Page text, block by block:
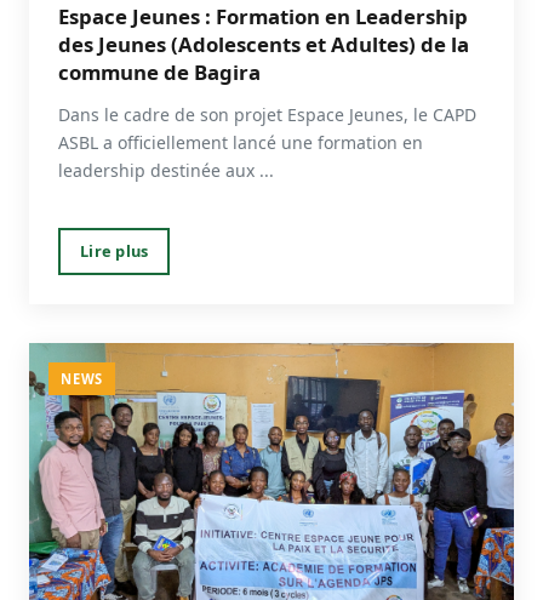
Espace Jeunes : Formation en Leadership
des Jeunes (Adolescents et Adultes) de la
commune de Bagira
Dans le cadre de son projet Espace Jeunes, le CAPD
ASBL a officiellement lancé une formation en
leadership destinée aux ...
Lire plus
NEWS